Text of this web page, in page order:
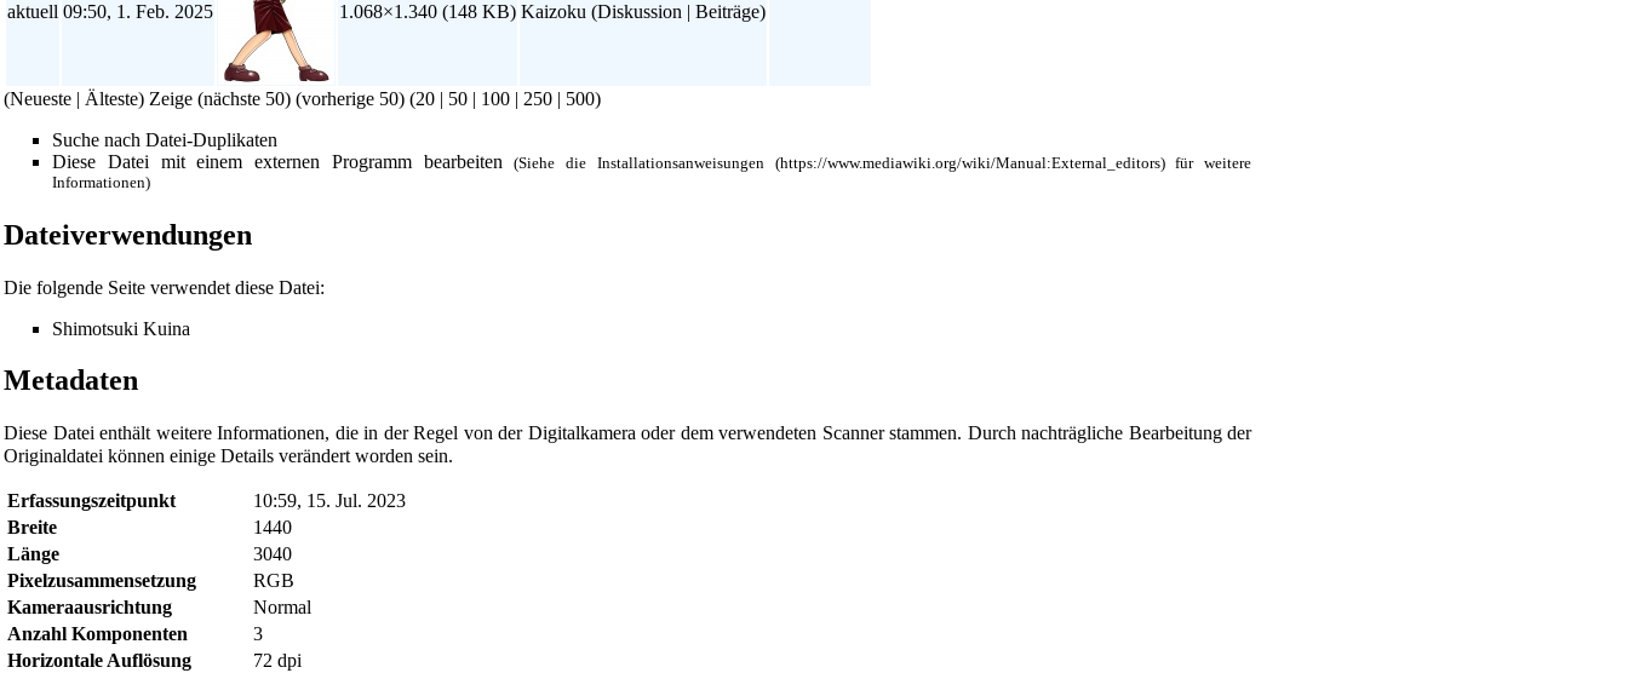
aktuell 09:50, 1. Feb. 2025 1.068×1.340 (148 KB) Kaizoku (Diskussion | Beiträge)
(Neueste | Älteste) Zeige (nächste 50) (vorherige 50) (20 | 50 | 100 | 250 | 500)
Suche nach Datei-Duplikaten
Diese Datei mit einem externen Programm bearbeiten
(Siehe die Installationsanweisungen für weitere
Informationen)
Dateiverwendungen
Die folgende Seite verwendet diese Datei:
Shimotsuki Kuina
Metadaten
Diese Datei enthält weitere Informationen, die in der Regel von der Digitalkamera oder dem verwendeten Scanner stammen. Durch nachträgliche Bearbeitung der
Originaldatei können einige Details verändert worden sein.
Erfassungszeitpunkt
10:59, 15. Jul. 2023
Breite
1440
Länge
3040
Pixelzusammensetzung
RGB
Kameraausrichtung
Normal
Anzahl Komponenten
3
Horizontale Auflösung
72 dpi